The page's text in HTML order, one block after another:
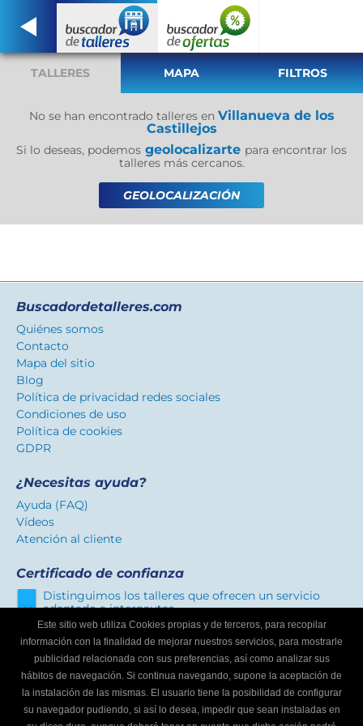
TALLERES MAPA FILTROS
No se han encontrado talleres en Villanueva de los
Castillejos
Si lo deseas, podemos geolocalizarte para encontrar los
talleres más cercanos.
GEOLOCALIZACIÓN
Buscadordetalleres.com
Quiénes somos
Contacto
Mapa del sitio
Blog
Política de privacidad redes sociales
Condiciones de uso
Política de cookies
GDPR
¿Necesitas ayuda?
Ayuda (FAQ)
Vídeos
Atención al cliente
Certificado de confianza
Distinguimos los talleres que ofrecen un servicio
adaptado a internautas.
¿Eres un taller mecánico?
Escríbenos y te informaremos cómo formar parte de
Buscador de talleres.
Este sitio web utiliza Cookies propias y de terceros, para recopilar
información con la finalidad de mejorar nuestros servicios, para mostrarle
publicidad relacionada con sus preferencias, así como analizar sus
hábitos de navegación. Si continua navegando, supone la aceptación de
la instalación de las mismas. El usuario tiene la posibilidad de configurar
su navegador pudiendo, si así lo desea, impedir que sean instaladas en